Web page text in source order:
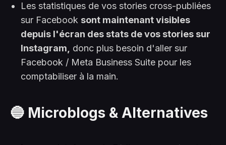
Les statistiques de vos stories cross-publiées
sur Facebook sont maintenant visibles
depuis l'écran des stats de vos stories sur
Instagram, donc plus besoin d'aller sur
Facebook / Meta Business Suite pour les
comptabiliser à la main.
🔵 Microblogs & Alternatives